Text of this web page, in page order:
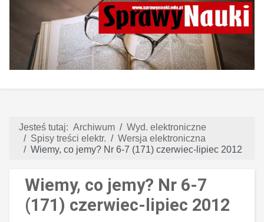
Jesteś tutaj: Archiwum
Wyd. elektroniczne
Spisy treści elektr.
Wersja elektroniczna
Wiemy, co jemy? Nr 6-7 (171) czerwiec-lipiec 2012
Wiemy, co jemy? Nr 6-7
(171) czerwiec-lipiec 2012